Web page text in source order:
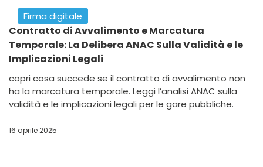
Firma digitale
Contratto di Avvalimento e Marcatura
Temporale: La Delibera ANAC Sulla Validità e le
Implicazioni Legali
copri cosa succede se il contratto di avvalimento non
ha la marcatura temporale. Leggi l’analisi ANAC sulla
validità e le implicazioni legali per le gare pubbliche.
16 aprile 2025